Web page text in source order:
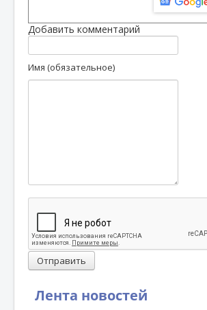
Лента новостей
Добавить комментарий
Имя (обязательное)
Отправить